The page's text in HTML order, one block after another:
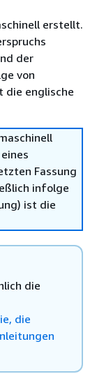
erstellt.
der
von
die englische
Fassung
infolge
ist die
die
die